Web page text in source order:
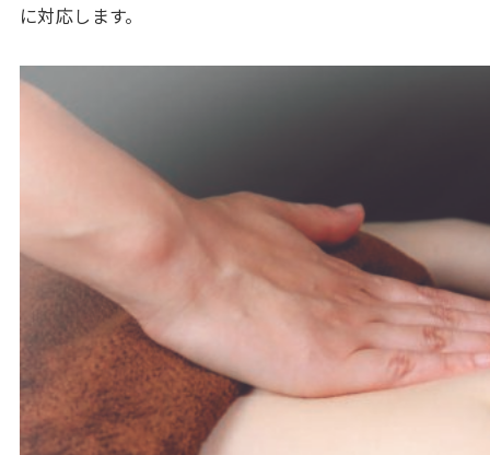
に対応します。